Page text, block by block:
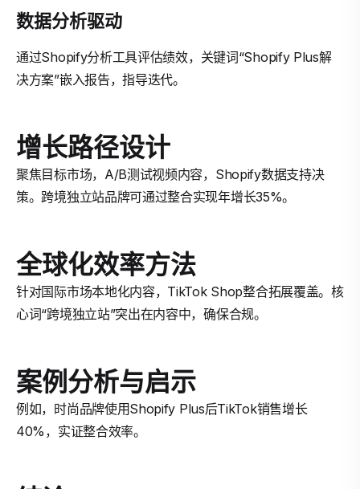
数据分析驱动
通过Shopify分析工具评估绩效，关键词“Shopify Plus解
决方案”嵌入报告，指导迭代。
增长路径设计
聚焦目标市场，A/B测试视频内容，Shopify数据支持决
策。跨境独立站品牌可通过整合实现年增长35%。
全球化效率方法
针对国际市场本地化内容，TikTok Shop整合拓展覆盖。核
心词“跨境独立站”突出在内容中，确保合规。
案例分析与启示
例如，时尚品牌使用Shopify Plus后TikTok销售增长
40%，实证整合效率。